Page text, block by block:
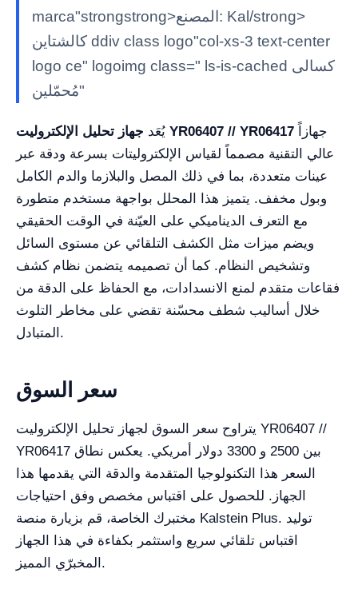
marca"strongstrong>المصنع: Kal/strong>
كالشتاين ddiv class logo"col-xs-3 text-center
logo ce" logoimg class=" ls-is-cached كسالى
مُحمّلين"
يُعَد جهاز تحليل الإلكتروليت YR06407 // YR06417
عالي التقنية مصمماً لقياس الإلكتروليتات بسرعة ودقة عبر
عينات متعددة، بما في ذلك المصل والبلازما والدم الكامل
وبول مخفف. يتميز هذا المحلل بواجهة مستخدم متطورة
مع التعرف الديناميكي على العيّنة في الوقت الحقيقي
ويضم ميزات مثل الكشف التلقائي عن مستوى السائل
وتشخيص النظام. كما أن تصميمه يتضمن نظام كشف
فقاعات متقدم لمنع الانسدادات، مع الحفاظ على الدقة من
خلال أساليب شطف محسّنة تقضي على مخاطر التلوث
المتبادل.
سعر السوق
يتراوح سعر السوق لجهاز تحليل الإلكتروليت YR06407 //
YR06417 بين 2500 و 3300 دولار أمريكي. يعكس نطاق
السعر هذا التكنولوجيا المتقدمة والدقة التي يقدمها هذا
الجهاز. للحصول على اقتباس مخصص وفق احتياجات
مختبرك الخاصة، قم بزيارة منصة Kalstein Plus. توليد
اقتباس تلقائي سريع واستثمر بكفاءة في هذا الجهاز
المخبرّي المميز.